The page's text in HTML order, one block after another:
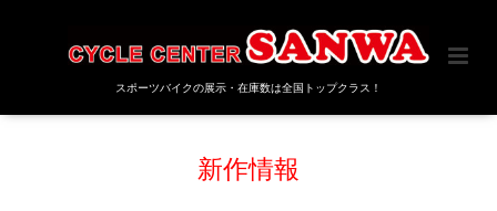
スポーツバイクの展示・在庫数は全国トップクラス！
新作情報